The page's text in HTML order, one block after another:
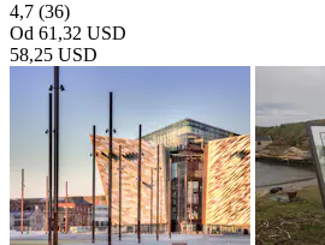
4,7 (36)
Od 61,32 USD
58,25 USD